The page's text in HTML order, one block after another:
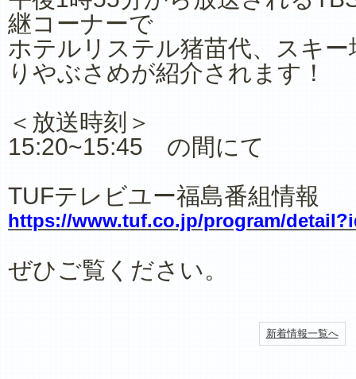
継コーナーで
ホテルリステル猪苗代、スキ
りやぶさめが紹介されます！
＜放送時刻＞
15:20~15:45 の間にて
TUFテレビユー福島番組情報
https://www.tuf.co.jp/program/
ぜひご覧ください。
新着情報一覧へ